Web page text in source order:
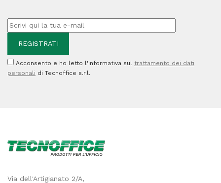
Acconsento e ho letto l'informativa sul trattamento dei dati
personali di Tecnoffice s.r.l.
Via dell'Artigianato 2/A,